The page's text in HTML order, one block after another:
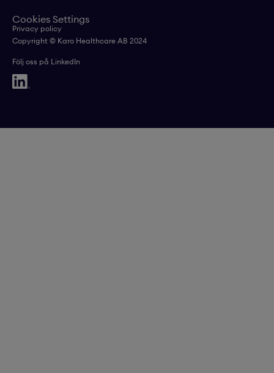
Cookies Settings
Privacy policy
Copyright © Karo Healthcare AB 2024
Följ oss på LinkedIn